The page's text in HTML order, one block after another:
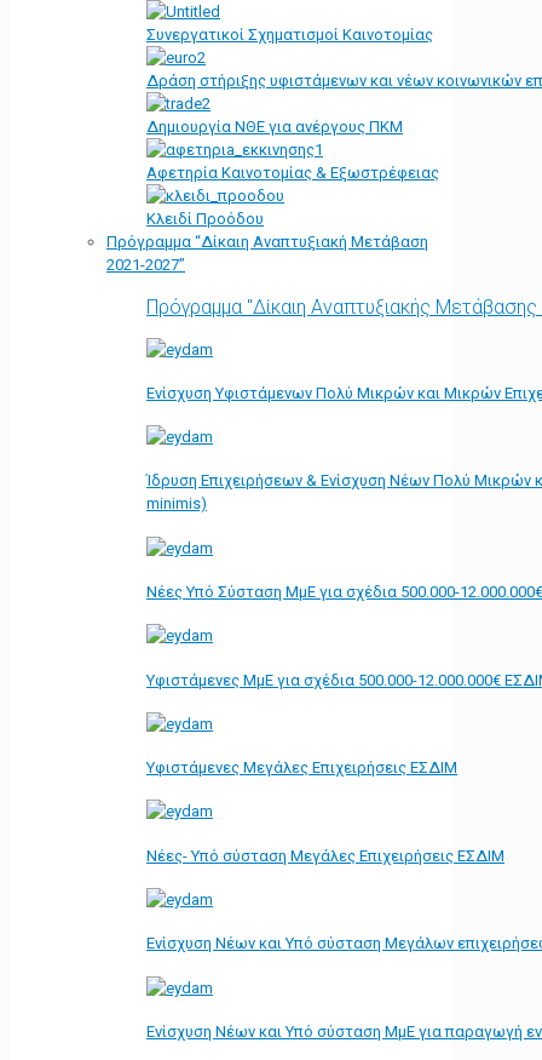
Συνεργατικοί Σχηματισμοί Καινοτομίας
Δράση στήριξης υφιστάμενων και νέων κοινωνικών
Δημιουργία ΝΘΕ για ανέργους ΠΚΜ
Αφετηρία Kαινοτομίας & Εξωστρέφειας
Κλειδί Προόδου
Πρόγραμμα “Δίκαιη Αναπτυξιακή Μετάβαση
2021-2027”
Πρόγραμμα "Δίκαιη Αναπτυξιακής
Ενίσχυση Υφιστάμενων Πολύ Μικρών και Μικρών
Ίδρυση Επιχειρήσεων & Ενίσχυση Νέων Πολύ Μικρών
minimis)
Νέες Υπό Σύσταση ΜμΕ για σχέδια 500.000-
Υφιστάμενες ΜμΕ για σχέδια 500.000-12.000.000€
Υφιστάμενες Μεγάλες Επιχειρήσεις ΕΣΔΙΜ
Νέες- Υπό σύσταση Μεγάλες Επιχειρήσεις ΕΣΔΙΜ
Ενίσχυση Νέων και Υπό σύσταση Μεγάλων
Ενίσχυση Νέων και Υπό σύσταση ΜμΕ για παραγωγή